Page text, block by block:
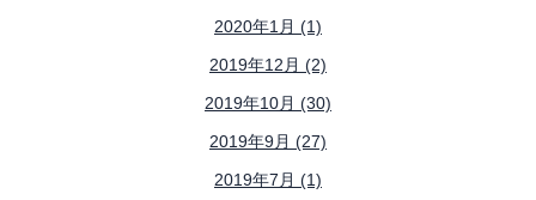
2020年1月 (1)
2019年12月 (2)
2019年10月 (30)
2019年9月 (27)
2019年7月 (1)